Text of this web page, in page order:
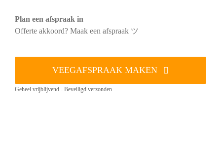
Plan een afspraak in
Offerte akkoord? Maak een afspraak ツ
VEEGAFSPRAAK MAKEN
Geheel vrijblijvend - Beveiligd verzonden